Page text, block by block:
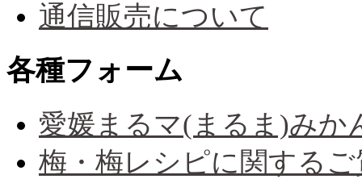
通信販売について
各種フォーム
愛媛まるマ(まるま)みか
梅・梅レシピに関するご